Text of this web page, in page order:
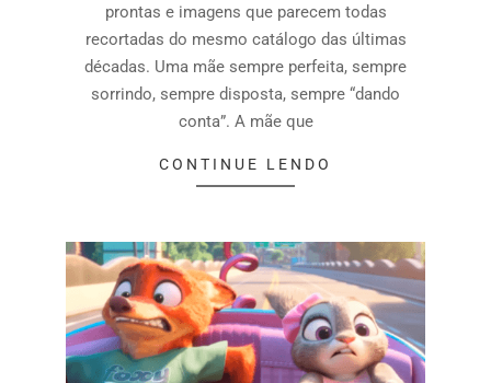
prontas e imagens que parecem todas
recortadas do mesmo catálogo das últimas
décadas. Uma mãe sempre perfeita, sempre
sorrindo, sempre disposta, sempre “dando
conta”. A mãe que
CONTINUE LENDO